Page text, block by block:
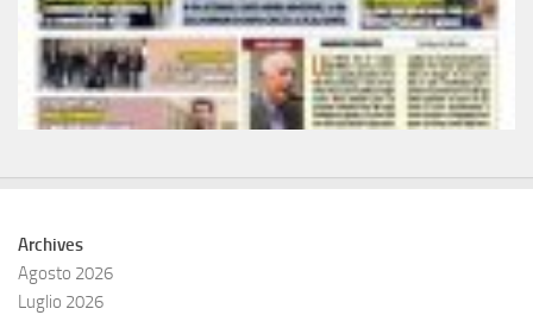
Archives
Agosto 2026
Luglio 2026